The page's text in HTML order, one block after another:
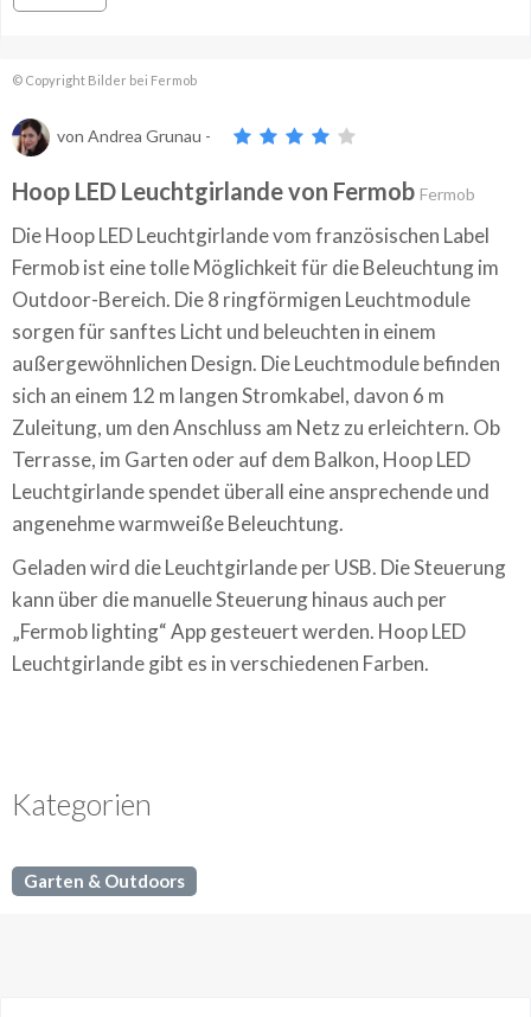
© Copyright Bilder bei Fermob
von Andrea Grunau -
Hoop LED Leuchtgirlande von Fermob Fermob
Die Hoop LED Leuchtgirlande vom französischen Label
Fermob ist eine tolle Möglichkeit für die Beleuchtung im
Outdoor-Bereich. Die 8 ringförmigen Leuchtmodule
sorgen für sanftes Licht und beleuchten in einem
außergewöhnlichen Design. Die Leuchtmodule befinden
sich an einem 12 m langen Stromkabel, davon 6 m
Zuleitung, um den Anschluss am Netz zu erleichtern. Ob
Terrasse, im Garten oder auf dem Balkon, Hoop LED
Leuchtgirlande spendet überall eine ansprechende und
angenehme warmweiße Beleuchtung.
Geladen wird die Leuchtgirlande per USB. Die Steuerung
kann über die manuelle Steuerung hinaus auch per
„Fermob lighting“ App gesteuert werden. Hoop LED
Leuchtgirlande gibt es in verschiedenen Farben.
Kategorien
Garten & Outdoors